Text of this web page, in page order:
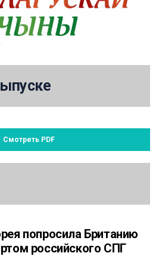
Смотреть PDF
попросила Британию
российского СПГ